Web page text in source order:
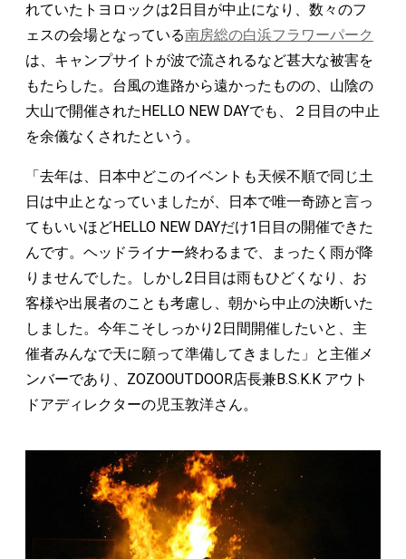
れていたトヨロックは2日目が中止になり、数々のフ
ェスの会場となっている南房総の白浜フラワーパーク
は、キャンプサイトが波で流されるなど甚大な被害を
もたらした。台風の進路から遠かったものの、山陰の
大山で開催されたHELLO NEW DAYでも、２日目の中止
を余儀なくされたという。
「去年は、日本中どこのイベントも天候不順で同じ土
日は中止となっていましたが、日本で唯一奇跡と言っ
てもいいほどHELLO NEW DAYだけ1日目の開催できた
んです。ヘッドライナー終わるまで、まったく雨が降
りませんでした。しかし2日目は雨もひどくなり、お
客様や出展者のことも考慮し、朝から中止の決断いた
しました。今年こそしっかり2日間開催したいと、主
催者みんなで天に願って準備してきました」と主催メ
ンバーであり、ZOZOOUTDOOR店長兼B.S.K.K アウト
ドアディレクターの児玉敦洋さん。